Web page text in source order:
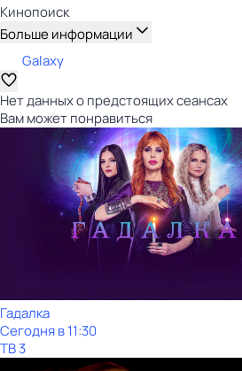
Кинопоиск
Больше информации
Galaxy
Нет данных о предстоящих сеансах
Вам может понравиться
Гадалка
Сегодня в 11:30
ТВ 3